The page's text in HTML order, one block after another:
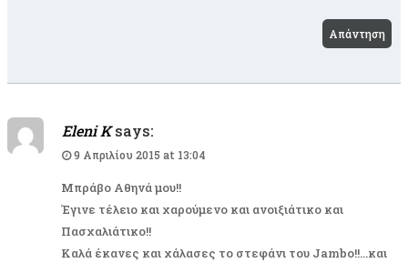
Απάντηση
Eleni K says:
9 Απριλίου 2015 at 13:04
Μπράβο Αθηνά μου!!
Έγινε τέλειο και χαρούμενο και ανοιξιάτικο και
Πασχαλιάτικο!!
Καλά έκανες και χάλασες το στεφάνι του Jambo!!…και